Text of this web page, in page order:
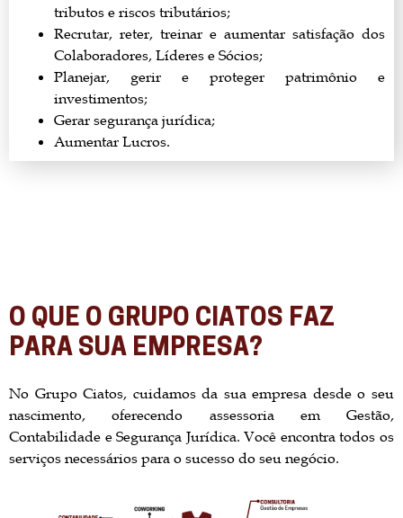
tributos e riscos tributários;
Recrutar, reter, treinar e aumentar satisfação dos
Colaboradores, Líderes e Sócios;
Planejar, gerir e proteger patrimônio e
investimentos;
Gerar segurança jurídica;
Aumentar Lucros.
O QUE O GRUPO CIATOS FAZ
PARA SUA EMPRESA?
No Grupo Ciatos, cuidamos da sua empresa desde o seu
nascimento, oferecendo assessoria em Gestão,
Contabilidade e Segurança Jurídica. Você encontra todos os
serviços necessários para o sucesso do seu negócio.